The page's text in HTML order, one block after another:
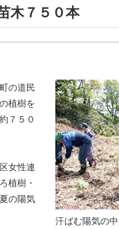
木７５０本
汗ばむ陽気の
の道民
植樹を
７５０
女性連
植樹・
の陽気